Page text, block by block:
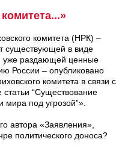
комитета (НРК) –
существующей в виде
уже раздающей ценные
России – опубликовано
комитета в связи с
“Существование
под угрозой”».
автора «Заявления»,
политического доноса?